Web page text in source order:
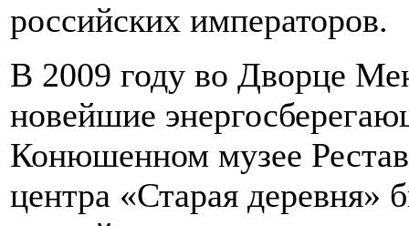
российских императоров.
В 2009 году во Дворце
новейшие
Конюшенном музее
центра «Старая деревня»